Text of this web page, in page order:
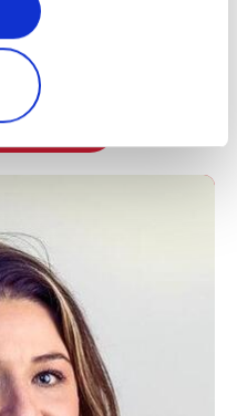
te Leiden
per post